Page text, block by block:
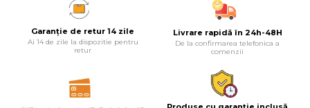
Corpuri de Iluminat
Lanterne
Iluminare Led
Garanție de retur 14 zile
Ai 14 de zile la dispozitie pentru
retur
Livrare rapidă în 24h-48H
De la confirmarea telefonica a
comenzii